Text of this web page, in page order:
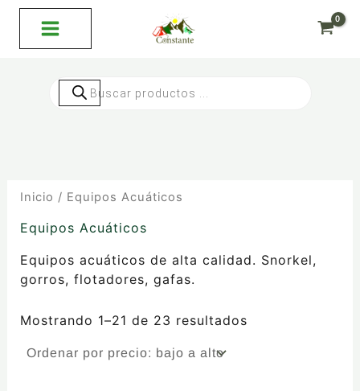
contenido
Búsqueda
productos
Inicio / Equipos Acuáticos
Equipos Acuáticos
Equipos acuáticos de alta calidad. Snorkel,
gorros, flotadores, gafas.
Mostrando 1–21 de 23 resultados